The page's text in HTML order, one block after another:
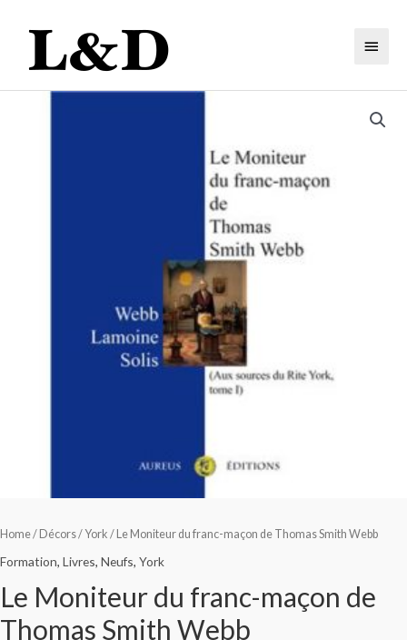
Home/ Décors/York / Le Moniteur du franc-maçon de Thomas Smith Webb
Formation, Livres, Neufs, York
Le Moniteur du franc-maçon de
Thomas Smith Webb